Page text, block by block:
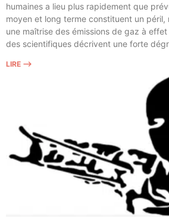
humaines a lieu plus rapi­de­ment que
moyen et long terme consti­tuent un péril,
une maî­trise des émis­sions de gaz à
des scien­ti­fiques décrivent une forte
LIRE ⟶